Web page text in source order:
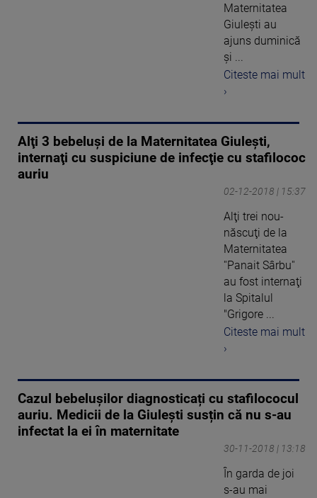
Maternitatea
Giuleşti au
ajuns duminică
şi ...
Citeste mai mult
›
Alţi 3 bebeluşi de la Maternitatea Giulești,
internaţi cu suspiciune de infecţie cu stafilococ
auriu
02-12-2018 | 15:37
Alţi trei nou-
născuţi de la
Maternitatea
''Panait Sârbu''
au fost internaţi
la Spitalul
"Grigore ...
Citeste mai mult
›
Cazul bebelușilor diagnosticați cu stafilococul
auriu. Medicii de la Giulești susțin că nu s-au
infectat la ei în maternitate
30-11-2018 | 13:18
În garda de joi
s-au mai